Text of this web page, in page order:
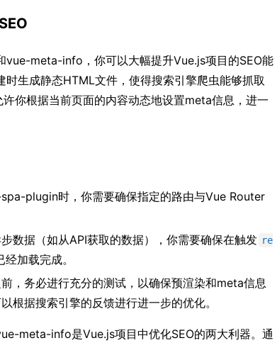
meta-info，你可以大幅提升Vue.js项目的SEO能
生成静态HTML文件，使得搜索引擎爬虫能够抓取
你根据当前页面的内容动态地设置meta信息，进一
plugin时，你需要确保指定的路由与Vue Router
数据（如从API获取的数据），你需要确保在触发 re
加载完成。
，务必进行充分的测试，以确保预渲染和meta信息
根据搜索引擎的反馈进行进一步的优化。
meta-info是Vue.js项目中优化SEO的两大利器。通